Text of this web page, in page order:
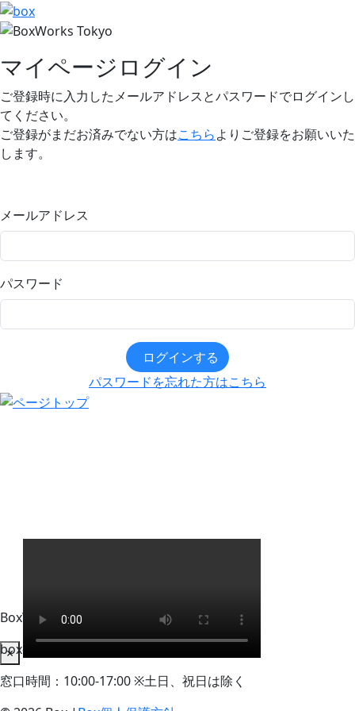
マイページログイン
ご登録時に入力したメールアドレスとパスワードでログインし
てください。
ご登録がまだお済みでない方はこちらよりご登録をお願いいた
します。
メールアドレス
パスワード
ログインする
パスワードを忘れた方はこちら
BoxWorks Tokyo + Osaka 来場者事務局
box-info_registration@event-admin.jp
窓口時間：10:00-17:00 ※土日、祝日は除く
×